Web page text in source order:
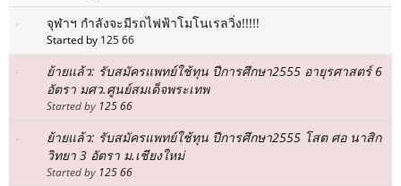
จุฬาฯ กำลังจะมีรถไฟฟ้าโมโนเรลวิ่ง!!!!!
Started by 125 66
ย้ายแล้ว: รับสมัครแพทย์ใช้ทุน ปีการศึกษา2555 อายุรศาสตร์ 6
อัตรา มศว.ศูนย์สมเด็จพระเทพ
Started by 125 66
ย้ายแล้ว: รับสมัครแพทย์ใช้ทุน ปีการศึกษา2555 โสต ศอ นาสิก
วิทยา 3 อัตรา ม.เชียงใหม่
Started by 125 66